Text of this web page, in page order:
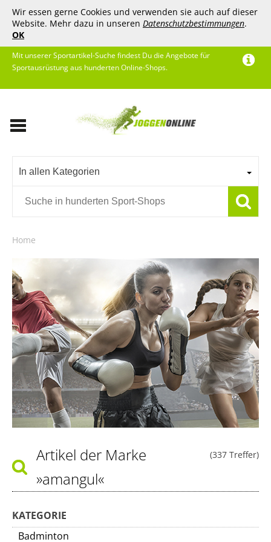
Wir essen gerne Cookies und verwenden sie auch auf dieser
Website. Mehr dazu in unseren Datenschutzbestimmungen.
OK
Mit unserer Sportartikel-Suche findest Du die Angebote für
Sportausrüstung aus hunderten Online-Shops.
In allen Kategorien
Home
(337 Treffer)
Artikel der Marke
»amangul«
KATEGORIE
Badminton